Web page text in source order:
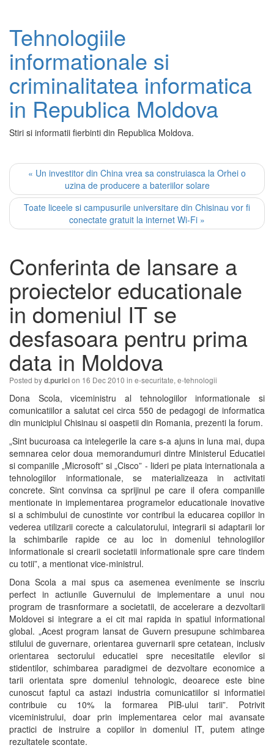
Tehnologiile
informationale si
criminalitatea informatica
in Republica Moldova
Stiri si informatii fierbinti din Republica Moldova.
« Un investitor din China vrea sa construiasca la Orhei o
uzina de producere a bateriilor solare
Toate liceele si campusurile universitare din Chisinau vor fi
conectate gratuit la internet Wi-Fi »
Conferinta de lansare a
proiectelor educationale
in domeniul IT se
desfasoara pentru prima
data in Moldova
Posted byd.puricion 16 Dec 2010 in e-securitate, e-tehnologii
Dona Scola, viceministru al tehnologiilor informationale si
comunicatiilor a salutat cei circa 550 de pedagogi de informatica
din municipiul Chisinau si oaspetii din Romania, prezenti la forum.
„Sint bucuroasa ca intelegerile la care s-a ajuns in luna mai, dupa
semnarea celor doua memorandumuri dintre Ministerul Educatiei
si companiile „Microsoft” si „Cisco” - lideri pe piata internationala a
tehnologiilor informationale, se materializeaza in activitati
concrete. Sint convinsa ca sprijinul pe care il ofera companiile
mentionate in implementarea programelor educationale inovative
si a schimbului de cunostinte vor contribui la educarea copiilor in
vederea utilizarii corecte a calculatorului, integrarii si adaptarii lor
la schimbarile rapide ce au loc in domeniul tehnologiilor
informationale si crearii societatii informationale spre care tindem
cu totii”, a mentionat vice-ministrul.
Dona Scola a mai spus ca asemenea evenimente se inscriu
perfect in actiunile Guvernului de implementare a unui nou
program de trasnformare a societatii, de accelerare a dezvoltarii
Moldovei si integrare a ei cit mai rapida in spatiul informational
global. „Acest program lansat de Guvern presupune schimbarea
stilului de guvernare, orientarea guvernarii spre cetatean, inclusiv
orientarea sectorului educatiei spre necesitatile elevilor si
stidentilor, schimbarea paradigmei de dezvoltare economice a
tarii orientata spre domeniul tehnologic, deoarece este bine
cunoscut faptul ca astazi industria comunicatiilor si informatiei
contribuie cu 10% la formarea PIB-ului tarii”. Potrivit
viceministrului, doar prin implementarea celor mai avansate
practici de instruire a copiilor in domeniul IT, putem atinge
rezultatele scontate.